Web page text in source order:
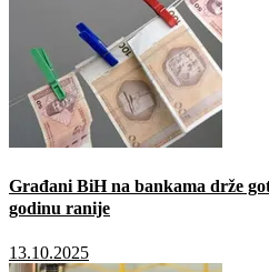
Građani BiH na bankama drže
godinu ranije
13.10.2025